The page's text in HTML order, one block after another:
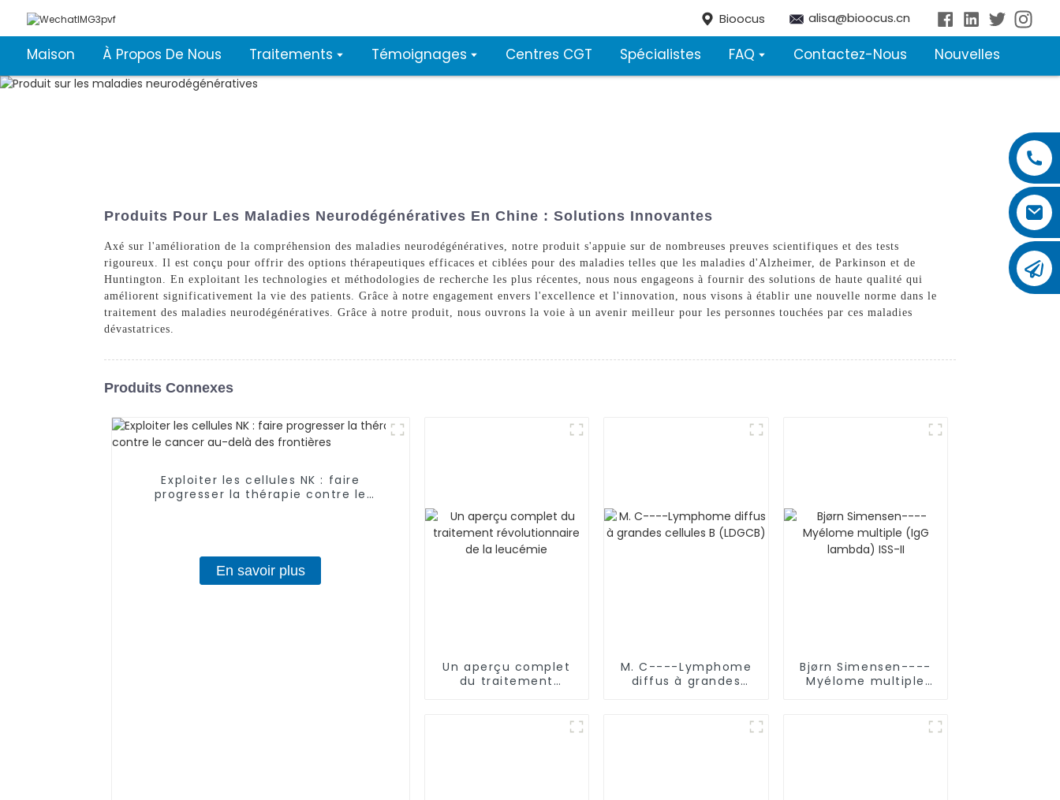
Bioocus alisa@bioocus.cn
Maison À Propos De Nous Traitements Témoignages Centres CGT Spécialistes FAQ Contactez-Nous Nouvelles
Produits Pour Les Maladies Neurodégénératives En Chine : Solutions Innovantes
Axé sur l'amélioration de la compréhension des maladies neurodégénératives, notre produit s'appuie sur de nombreuses preuves scientifiques et des tests
rigoureux. Il est conçu pour offrir des options thérapeutiques efficaces et ciblées pour des maladies telles que les maladies d'Alzheimer, de Parkinson et de
Huntington. En exploitant les technologies et méthodologies de recherche les plus récentes, nous nous engageons à fournir des solutions de haute qualité qui
améliorent significativement la vie des patients. Grâce à notre engagement envers l'excellence et l'innovation, nous visons à établir une nouvelle norme dans le
traitement des maladies neurodégénératives. Grâce à notre produit, nous ouvrons la voie à un avenir meilleur pour les personnes touchées par ces maladies
dévastatrices.
Produits Connexes
Exploiter les cellules NK : faire
progresser la thérapie contre le
En savoir plus
Un aperçu complet
du traitement
M. C----Lymphome
diffus à grandes
Bjørn Simensen----
Myélome multiple